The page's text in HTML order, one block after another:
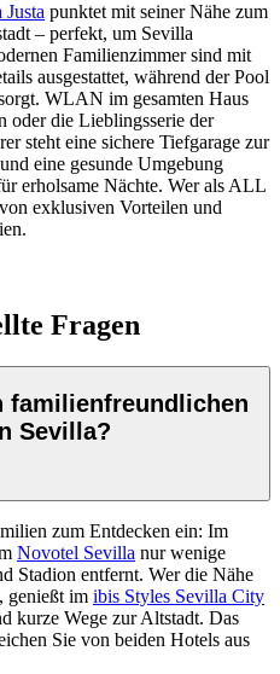
punktet mit seiner Nähe zum
– perfekt, um Sevilla
Familienzimmer sind mit
ausgestattet, während der Pool
WLAN im gesamten Haus
oder die Lieblingsserie der
steht eine sichere Tiefgarage zur
eine gesunde Umgebung
erholsame Nächte. Wer als ALL
exklusiven Vorteilen und
Fragen
familienfreundlichen
Sevilla?
zum Entdecken ein: Im
Novotel Sevilla nur wenige
Stadion entfernt. Wer die Nähe
genießt im ibis Styles Sevilla City
kurze Wege zur Altstadt. Das
Sie von beiden Hotels aus